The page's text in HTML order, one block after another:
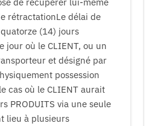
rétractationLe délai de
(14) jours
jour où le CLIENT, ou un
et désigné par
possession
cas où le CLIENT aurait
PRODUITS via une seule
lieu à plusieurs